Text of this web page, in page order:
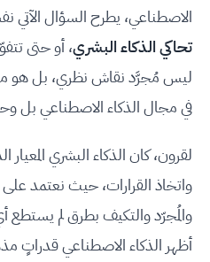
الاصطناعي، يطرح السؤال الآتي
تحاكي الذكاء البشري، أو حتى
ليس مُجرَّد نقاش نظري، بل هو
في مجال الذكاء الاصطناعي بل
لقرون، كان الذكاء البشري
واتخاذ القرارات، حيث نعتمد على
والمُجرّد والتكيف بطرق لم
أظهر الذكاء الاصطناعي قدراتٍ